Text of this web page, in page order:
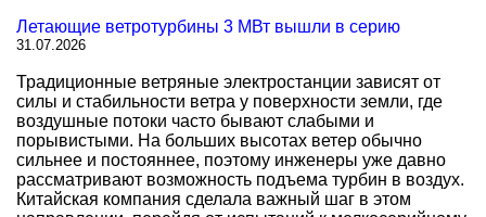
Летающие ветротурбины 3 МВт вышли в серию
31.07.2026
Традиционные ветряные электростанции зависят от
силы и стабильности ветра у поверхности земли, где
воздушные потоки часто бывают слабыми и
порывистыми. На больших высотах ветер обычно
сильнее и постояннее, поэтому инженеры уже давно
рассматривают возможность подъема турбин в воздух.
Китайская компания сделала важный шаг в этом